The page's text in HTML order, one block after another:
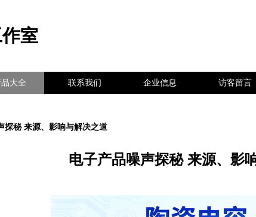
室
大全 联系我们 企业信息 访客留言
探秘 来源、影响与解决之道
电子产品噪声探秘 来源、影